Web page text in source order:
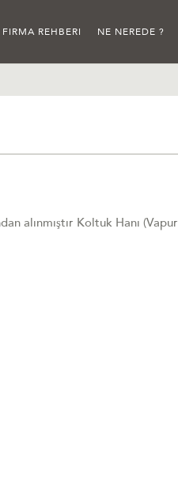
FIRMA REHBERI NE NEREDE ?
alınmıştır Koltuk Hanı (Vapur